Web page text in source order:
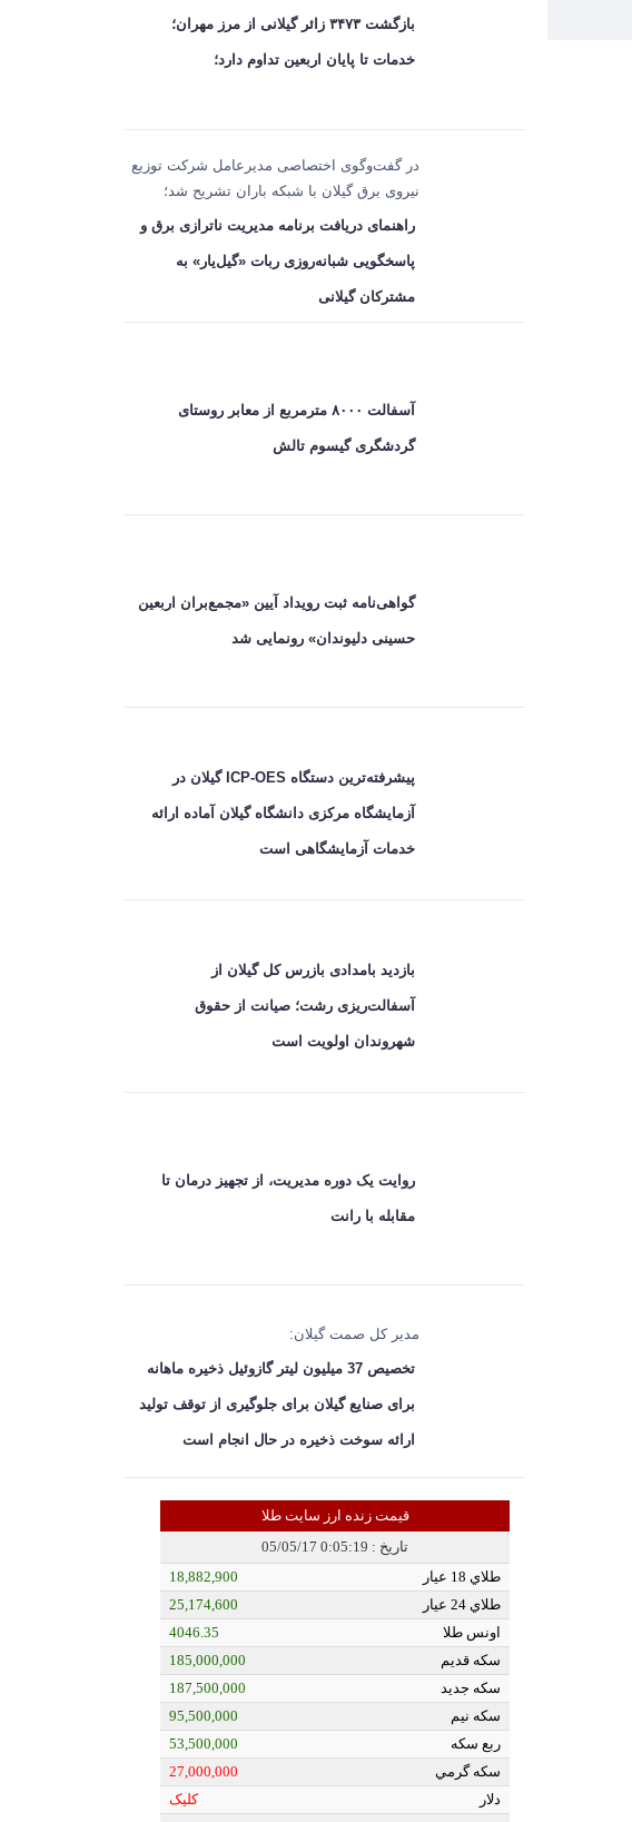
بازگشت ۳۴۷۳ زائر گیلانی از مرز مهران؛
خدمات تا پایان اربعین تداوم دارد؛
در گفت‌وگوی اختصاصی مدیرعامل شرکت توزیع
نیروی برق گیلان با شبکه باران تشریح شد؛
راهنمای دریافت برنامه مدیریت ناترازی برق و
پاسخگویی شبانه‌روزی ربات «گیل‌یار» به
مشترکان گیلانی
آسفالت ۸۰۰۰ مترمربع از معابر روستای
گردشگری گیسوم تالش
گواهی‌نامه ثبت رویداد آیین «مجمع‌بران اربعین
حسینی دلیوندان» رونمایی شد
پیشرفته‌ترین دستگاه ICP-OES گیلان در
آزمایشگاه مرکزی دانشگاه گیلان آماده ارائه
خدمات آزمایشگاهی است
بازدید بامدادی بازرس کل گیلان از
آسفالت‌ریزی رشت؛ صیانت از حقوق
شهروندان اولویت است
روایت یک دوره مدیریت، از تجهیز درمان تا
مقابله با رانت
مدیر کل صمت گیلان:
تخصیص 37 میلیون لیتر گازوئیل ذخیره ماهانه
برای صنایع گیلان برای جلوگیری از توقف تولید
ارائه سوخت ذخیره در حال انجام است